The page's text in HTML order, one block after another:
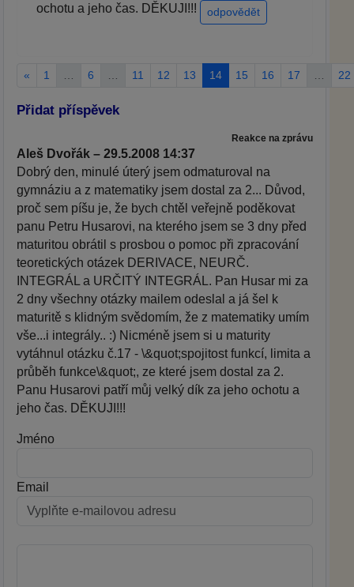
ochotu a jeho čas. DĚKUJI!!!
odpovědět
« 1 6 11 12 13 14 15 16 17 22
Přidat příspěvek
Reakce na zprávu
Aleš Dvořák – 29.5.2008 14:37
Dobrý den, minulé úterý jsem odmaturoval na
gymnáziu a z matematiky jsem dostal za 2... Důvod,
proč sem píšu je, že bych chtěl veřejně poděkovat
panu Petru Husarovi, na kterého jsem se 3 dny před
maturitou obrátil s prosbou o pomoc při zpracování
teoretických otázek DERIVACE, NEURČ.
INTEGRÁL a URČITÝ INTEGRÁL. Pan Husar mi za
2 dny všechny otázky mailem odeslal a já šel k
maturitě s klidným svědomím, že z matematiky umím
vše...i integrály.. :) Nicméně jsem si u maturity
vytáhnul otázku č.17 - \&quot;spojitost funkcí, limita a
průběh funkce\&quot;, ze které jsem dostal za 2.
Panu Husarovi patří můj velký dík za jeho ochotu a
jeho čas. DĚKUJI!!!
Jméno
Email